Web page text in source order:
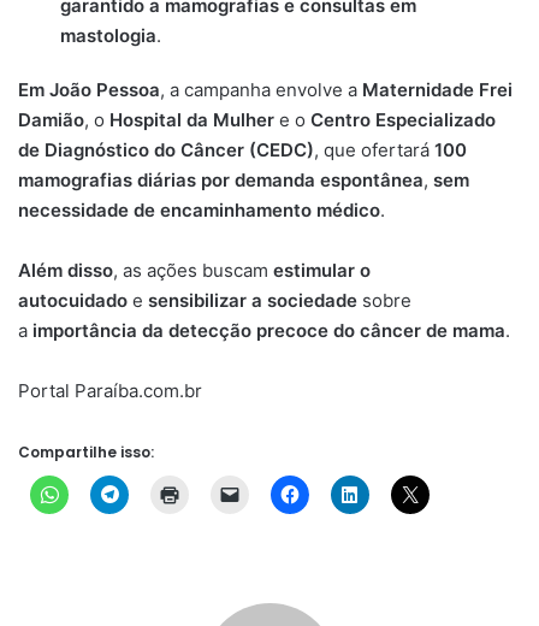
garantido a mamografias e consultas em
mastologia.
Em João Pessoa, a campanha envolve a Maternidade Frei
Damião, o Hospital da Mulher e o Centro Especializado
de Diagnóstico do Câncer (CEDC), que ofertará 100
mamografias diárias por demanda espontânea, sem
necessidade de encaminhamento médico.
Além disso, as ações buscam estimular o
autocuidado e sensibilizar a sociedade sobre
a importância da detecção precoce do câncer de mama.
Portal Paraíba.com.br
Compartilhe isso: